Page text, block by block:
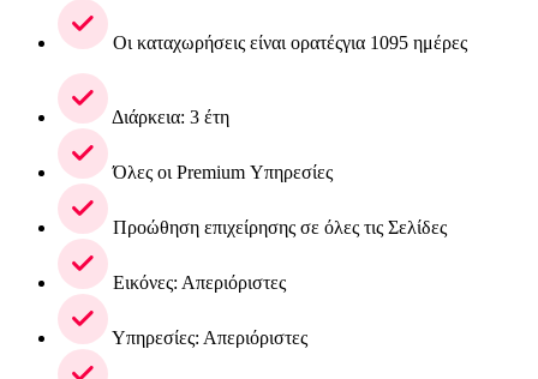
Οι καταχωρήσεις είναι ορατέςγια 1095 ημέρες
Διάρκεια: 3 έτη
Όλες οι Premium Υπηρεσίες
Προώθηση επιχείρησης σε όλες τις Σελίδες
Εικόνες: Απεριόριστες
Υπηρεσίες: Απεριόριστες